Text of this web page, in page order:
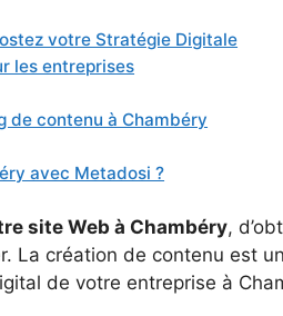
votre Stratégie Digitale
les entreprises
de contenu à Chambéry
avec Metadosi ?
site Web à Chambéry,
La création de contenu est
de votre entreprise à